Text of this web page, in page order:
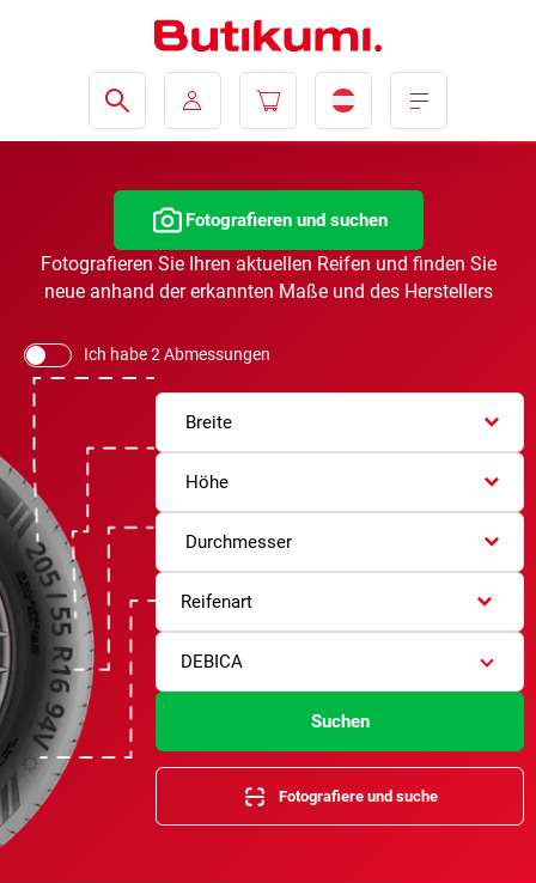
Fotografieren und suchen
Fotografieren Sie Ihren aktuellen Reifen und finden Sie
neue anhand der erkannten Maße und des Herstellers
Ich habe 2 Abmessungen
Breite
Höhe
Durchmesser
Reifenart
DEBICA
Suchen
Fotografiere und suche